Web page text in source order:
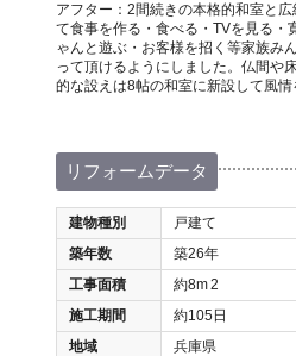
アフター：2間続きの本格的和室と
て食事を作る・食べる・TVを見る
ゃんと遊ぶ・お客様を招く等家族み
って頂けるようにしました。仏間や
的な設えは8帖の和室に新設して風情
リフォームデータ
建物種別
戸建て
築年数
築26年
工事面積
約8m2
施工期間
約105日
地域
兵庫県